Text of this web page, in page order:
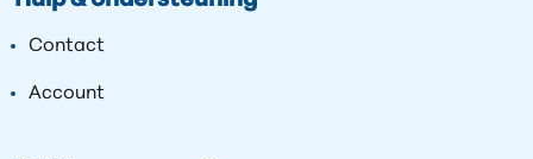
Contact
Account